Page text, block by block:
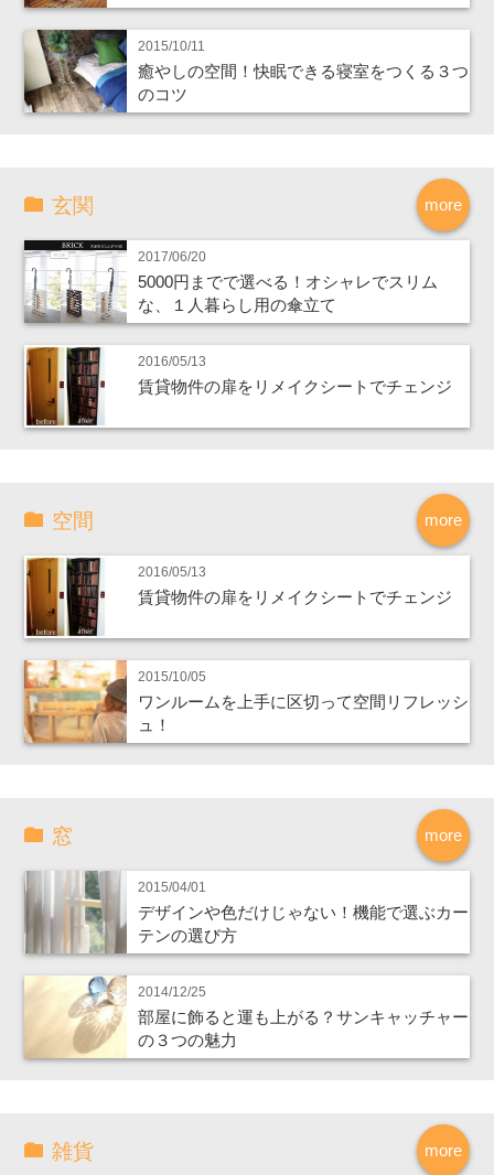
2015/10/11
癒やしの空間！快眠できる寝室をつくる３つ
のコツ
more
玄関
2017/06/20
5000円までで選べる！オシャレでスリム
な、１人暮らし用の傘立て
2016/05/13
賃貸物件の扉をリメイクシートでチェンジ
more
空間
2016/05/13
賃貸物件の扉をリメイクシートでチェンジ
2015/10/05
ワンルームを上手に区切って空間リフレッシ
ュ！
more
窓
2015/04/01
デザインや色だけじゃない！機能で選ぶカー
テンの選び方
2014/12/25
部屋に飾ると運も上がる？サンキャッチャー
の３つの魅力
more
雑貨